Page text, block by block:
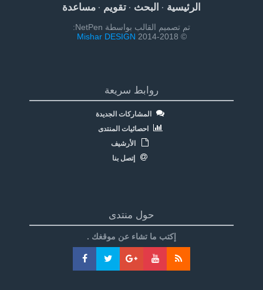
الرئيسية· البحث· تقويم· مساعدة
تم تصميم القالب بواسطة NetPen:
© 2014-2018
Mishar DESIGN
روابط سريعة
المشاركات الجديدة
احصائيات المنتدى
الأرشيف
إتصل بنا
حول منتدى
إكتب ما تشاء عن موقغك .